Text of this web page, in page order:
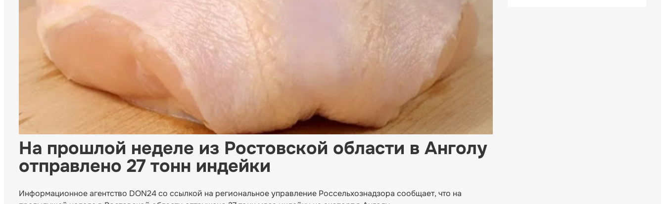
На прошлой неделе из Ростовской области в Анголу
отправлено 27 тонн индейки
Информационное агентство DON24 со ссылкой на региональное управление Россельхознадзора сообщает, что на